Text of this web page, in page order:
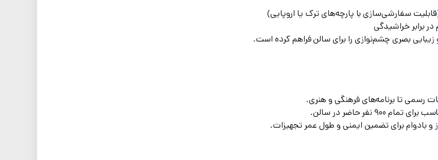
سفارشی‌سازی با پارچه‌های ترک یا اروپایی)
برابر خراشیدگی
بصری چشم‌نوازی را برای سالن فراهم کرده است.
رسمی تا برنامه‌های فرهنگی و هنری.
نفر حاضر در سالن.
و بادوام برای تضمین ایمنی و طول عمر تجهیزات.